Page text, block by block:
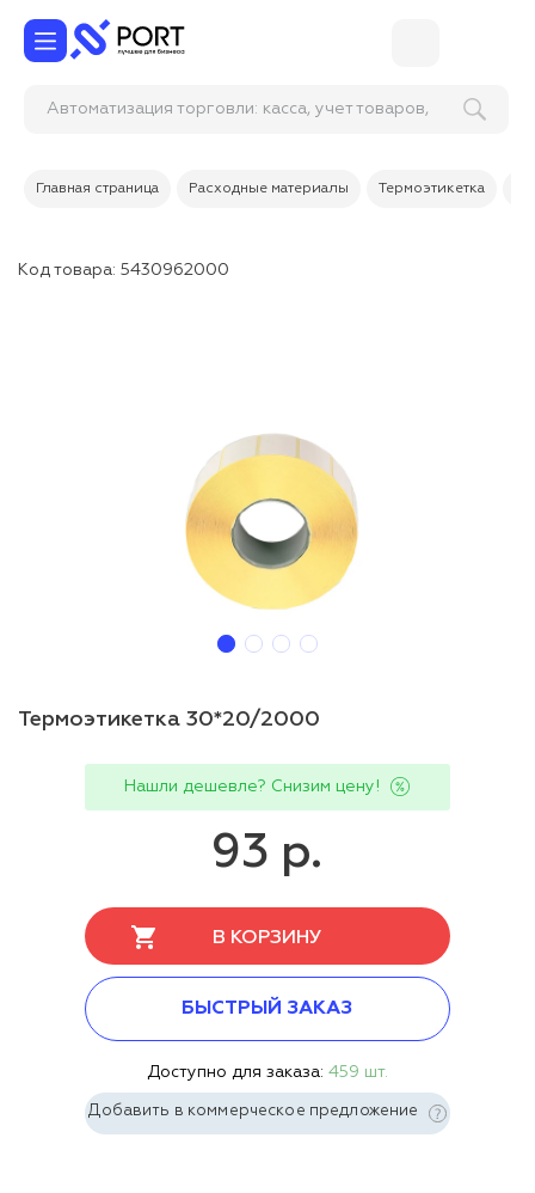
Автоматизация торговли: касса, учет товаров,
Главная страница Расходные материалы Термоэтикетка
Код товара: 5430962000
Термоэтикетка 30*20/2000
Нашли дешевле? Снизим цену!
93 р.
В КОРЗИНУ
БЫСТРЫЙ ЗАКАЗ
Доступно для заказа: 459 шт.
Добавить в коммерческое предложение